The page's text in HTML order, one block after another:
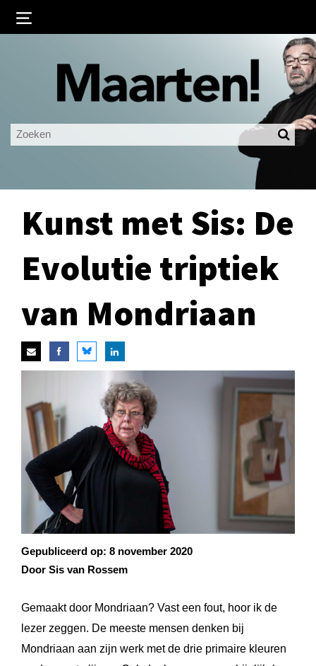
Ingelogd blijven
LOGIN
Kunst met Sis: De
Evolutie triptiek
van Mondriaan
Gepubliceerd op: 8 november 2020
Door Sis van Rossem
Gemaakt door Mondriaan? Vast een fout, hoor ik de
lezer zeggen. De meeste mensen denken bij
Mondriaan aan zijn werk met de drie primaire kleuren